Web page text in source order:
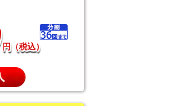
円（税込）